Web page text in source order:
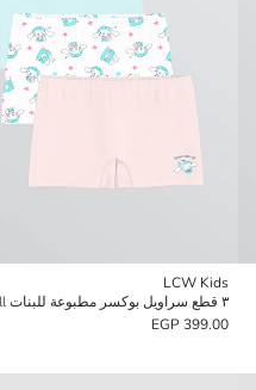
LCW Kids
399.00 EGP